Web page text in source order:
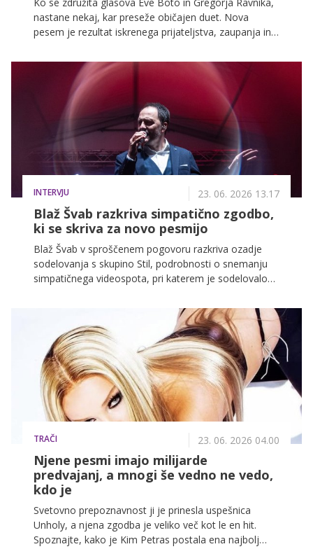
nastane nekaj, kar preseže običajen duet. Nova
pesem je rezultat iskrenega prijateljstva, zaupanja in
postala nepozabna zgodba, ki bo pobožala vašo
INTERVJU 23. 06. 2026 13.17
Blaž Švab razkriva simpatično zgodbo,
ki se skriva za novo pesmijo
Blaž Švab v sproščenem pogovoru razkriva ozadje
sodelovanja s skupino Stil, podrobnosti o snemanju
simpatičnega videospota, pri katerem je sodelovalo
TRAČI 23. 06. 2026 04.00
Njene pesmi imajo milijarde
predvajanj, a mnogi še vedno ne vedo,
kdo je
Svetovno prepoznavnost ji je prinesla uspešnica
Unholy, a njena zgodba je veliko več kot le en hit.
Spoznajte, kako je Kim Petras postala ena najbolj